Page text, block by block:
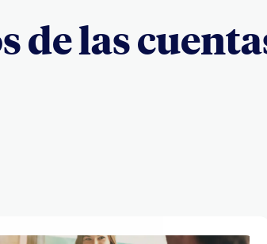
de las